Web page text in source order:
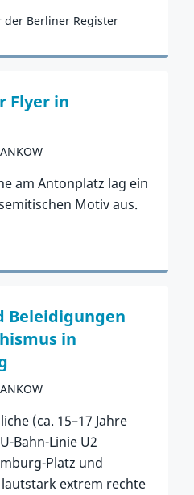
Berliner Register
Flyer in
am Antonplatz lag ein
Motiv aus.
Beleidigungen
in
(ca. 15–17 Jahre
Bahn-Linie U2
Platz und
extrem rechte